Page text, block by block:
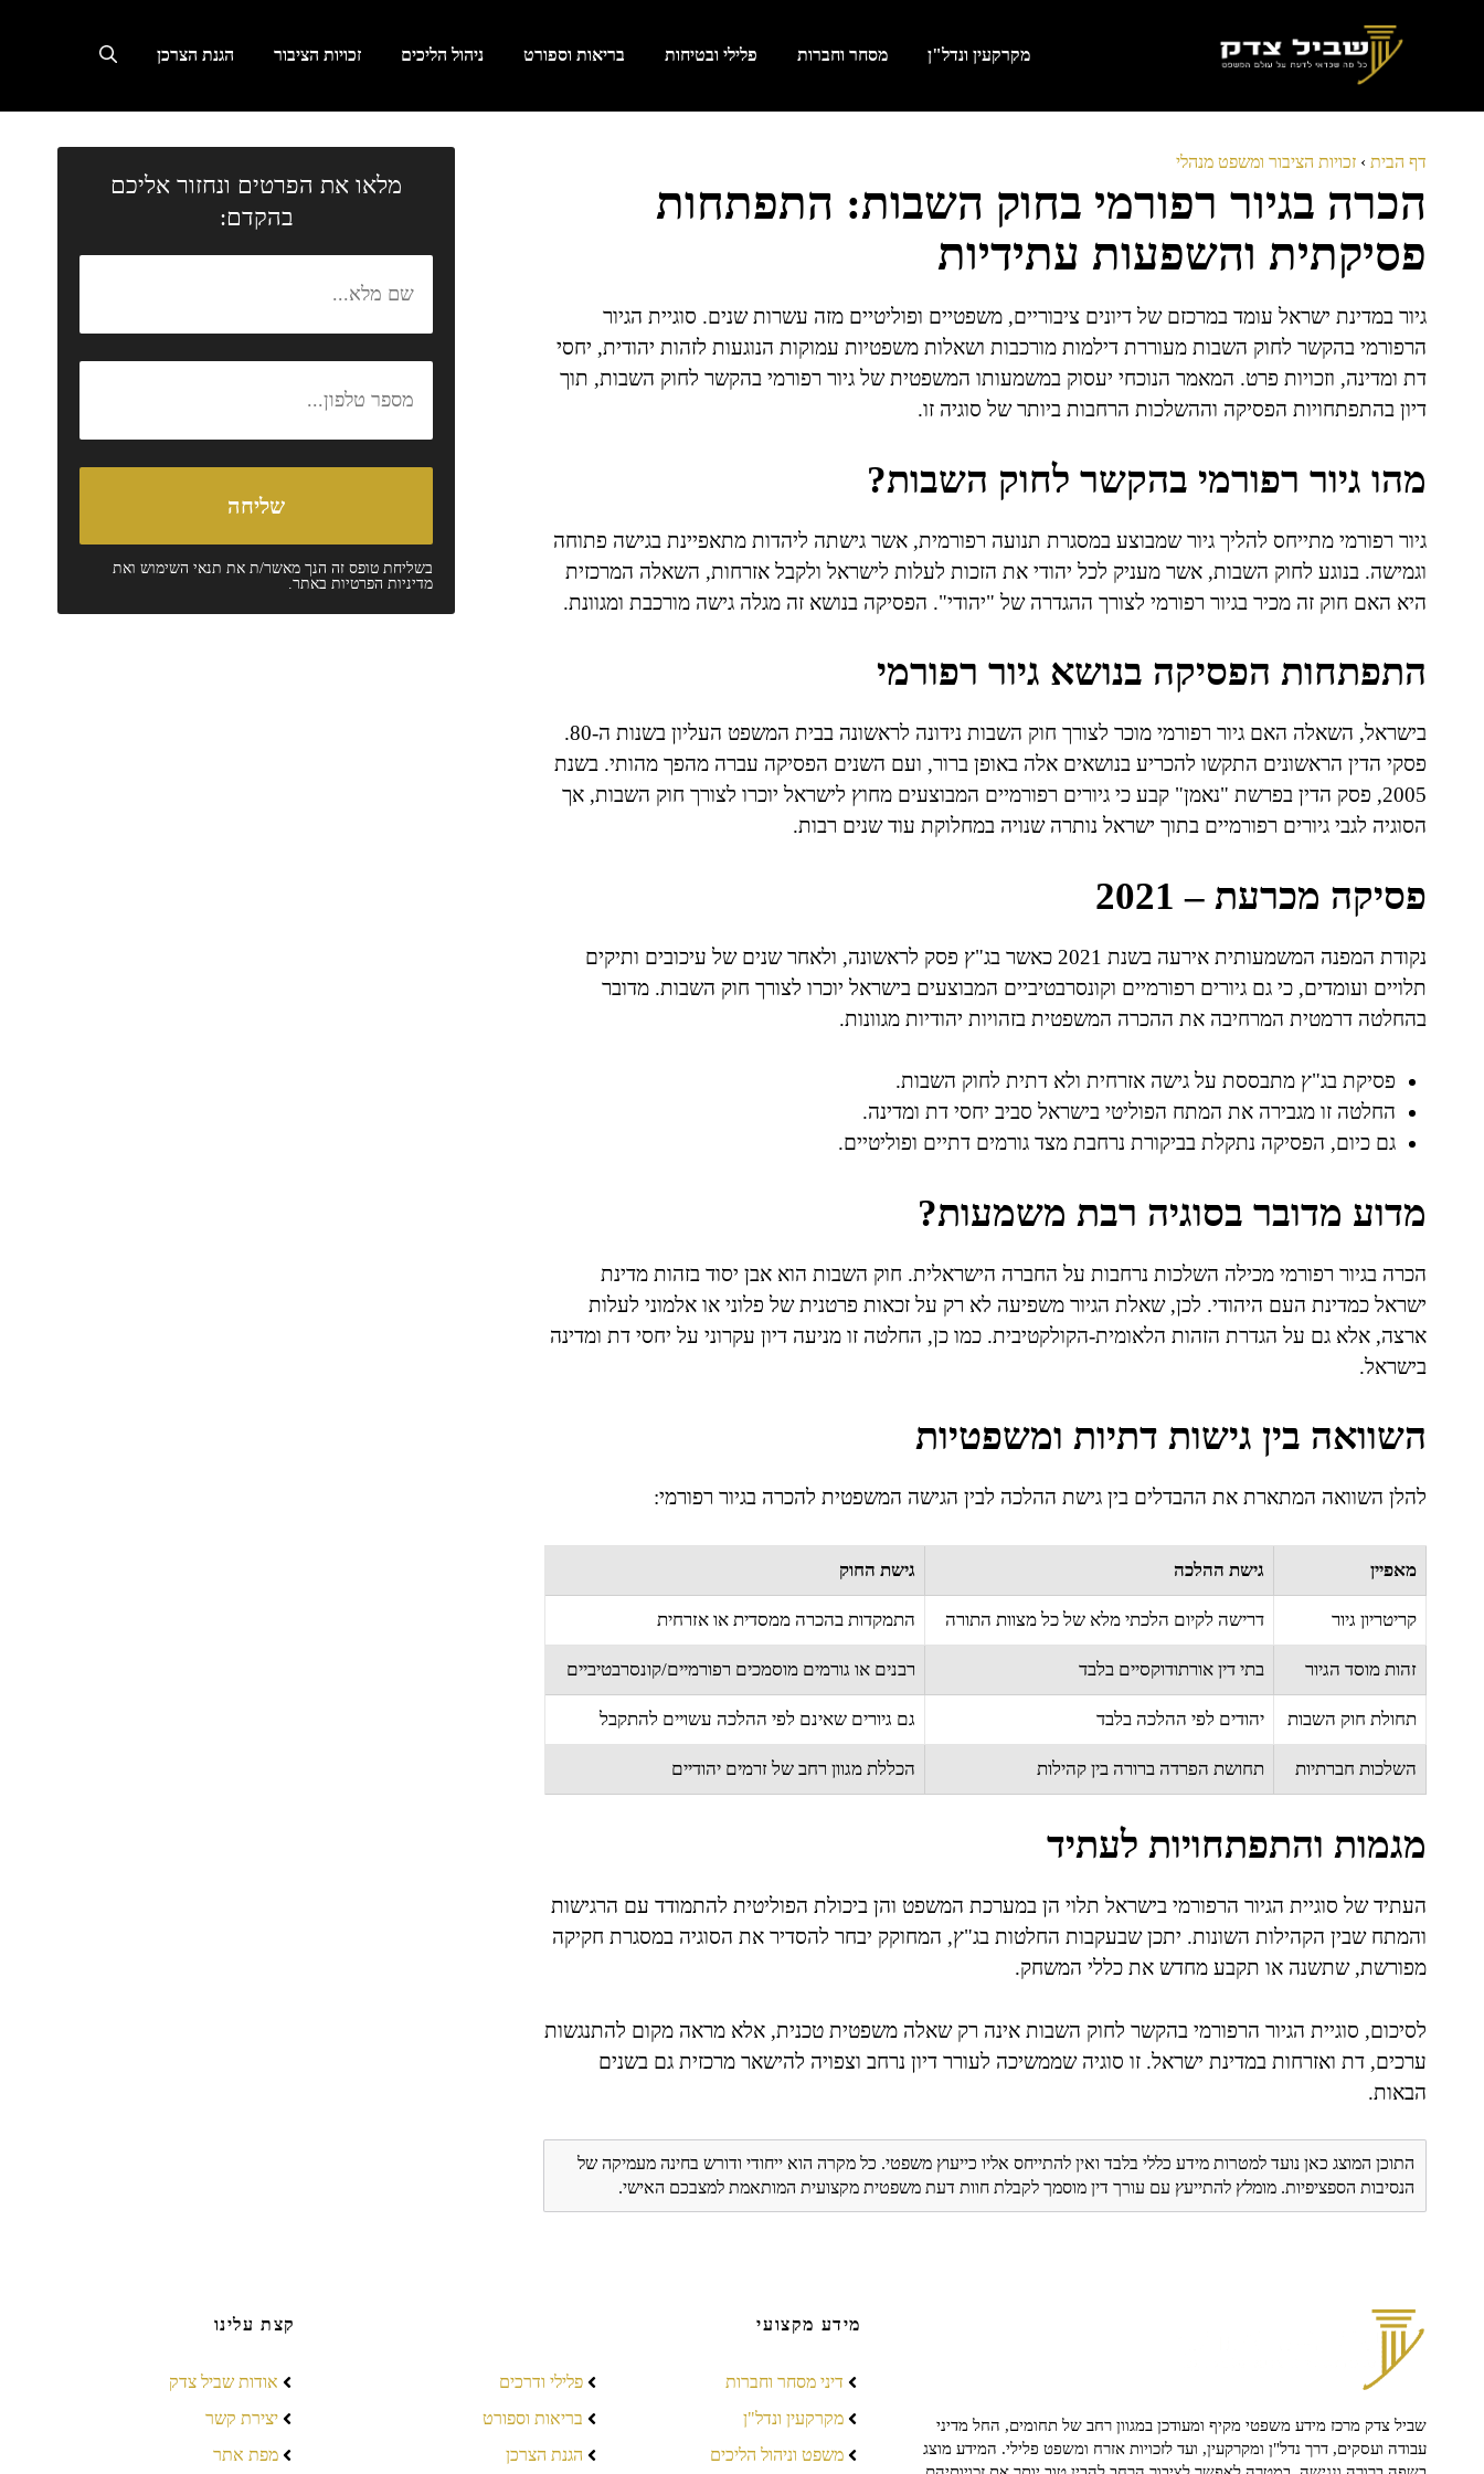
מקרקעין ונדל"ן מסחר וחברות פלילי ובטיחות בריאות וספורט ניהול הליכים זכויות הציבור הגנת הצרכן
דף הבית › זכויות הציבור ומשפט מנהלי
הכרה בגיור רפורמי בחוק השבות: התפתחות
פסיקתית והשפעות עתידיות
גיור במדינת ישראל עומד במרכזם של דיונים ציבוריים, משפטיים ופוליטיים מזה עשרות שנים. סוגיית הגיור
הרפורמי בהקשר לחוק השבות מעוררת דילמות מורכבות ושאלות משפטיות עמוקות הנוגעות לזהות יהודית, יחסי
דת ומדינה, וזכויות פרט. המאמר הנוכחי יעסוק במשמעותו המשפטית של גיור רפורמי בהקשר לחוק השבות, תוך
דיון בהתפתחויות הפסיקה וההשלכות הרחבות ביותר של סוגיה זו.
מהו גיור רפורמי בהקשר לחוק השבות?
גיור רפורמי מתייחס להליך גיור שמבוצע במסגרת תנועה רפורמית, אשר גישתה ליהדות מתאפיינת בגישה פתוחה
וגמישה. בנוגע לחוק השבות, אשר מעניק לכל יהודי את הזכות לעלות לישראל ולקבל אזרחות, השאלה המרכזית
היא האם חוק זה מכיר בגיור רפורמי לצורך ההגדרה של "יהודי". הפסיקה בנושא זה מגלה גישה מורכבת ומגוונת.
התפתחות הפסיקה בנושא גיור רפורמי
בישראל, השאלה האם גיור רפורמי מוכר לצורך חוק השבות נידונה לראשונה בבית המשפט העליון בשנות ה-80.
פסקי הדין הראשונים התקשו להכריע בנושאים אלה באופן ברור, ועם השנים הפסיקה עברה מהפך מהותי. בשנת
2005, פסק הדין בפרשת "נאמן" קבע כי גיורים רפורמיים המבוצעים מחוץ לישראל יוכרו לצורך חוק השבות, אך
הסוגיה לגבי גיורים רפורמיים בתוך ישראל נותרה שנויה במחלוקת עוד שנים רבות.
פסיקה מכרעת – 2021
נקודת המפנה המשמעותית אירעה בשנת 2021 כאשר בג"ץ פסק לראשונה, ולאחר שנים של עיכובים ותיקים
תלויים ועומדים, כי גם גיורים רפורמיים וקונסרבטיביים המבוצעים בישראל יוכרו לצורך חוק השבות. מדובר
בהחלטה דרמטית המרחיבה את ההכרה המשפטית בזהויות יהודיות מגוונות.
פסיקת בג"ץ מתבססת על גישה אזרחית ולא דתית לחוק השבות.
החלטה זו מגבירה את המתח הפוליטי בישראל סביב יחסי דת ומדינה.
גם כיום, הפסיקה נתקלת בביקורת נרחבת מצד גורמים דתיים ופוליטיים.
מדוע מדובר בסוגיה רבת משמעות?
הכרה בגיור רפורמי מכילה השלכות נרחבות על החברה הישראלית. חוק השבות הוא אבן יסוד בזהות מדינת
ישראל כמדינת העם היהודי. לכן, שאלת הגיור משפיעה לא רק על זכאות פרטנית של פלוני או אלמוני לעלות
ארצה, אלא גם על הגדרת הזהות הלאומית-הקולקטיבית. כמו כן, החלטה זו מניעה דיון עקרוני על יחסי דת ומדינה
בישראל.
השוואה בין גישות דתיות ומשפטיות
להלן השוואה המתארת את ההבדלים בין גישת ההלכה לבין הגישה המשפטית להכרה בגיור רפורמי:
מאפיין גישת ההלכה גישת החוק
קריטריון גיור דרישה לקיום הלכתי מלא של כל מצוות התורה התמקדות בהכרה ממסדית או אזרחית
זהות מוסד הגיור בתי דין אורתודוקסיים בלבד רבנים או גורמים מוסמכים רפורמיים/קונסרבטיביים
תחולת חוק השבות יהודים לפי ההלכה בלבד גם גיורים שאינם לפי ההלכה עשויים להתקבל
השלכות חברתיות תחושת הפרדה ברורה בין קהילות הכללת מגוון רחב של זרמים יהודיים
מגמות והתפתחויות לעתיד
העתיד של סוגיית הגיור הרפורמי בישראל תלוי הן במערכת המשפט והן ביכולת הפוליטית להתמודד עם הרגישות
והמתח שבין הקהילות השונות. יתכן שבעקבות החלטות בג"ץ, המחוקק יבחר להסדיר את הסוגיה במסגרת חקיקה
מפורשת, שתשנה או תקבע מחדש את כללי המשחק.
לסיכום, סוגיית הגיור הרפורמי בהקשר לחוק השבות אינה רק שאלה משפטית טכנית, אלא מראה מקום להתנגשות
ערכים, דת ואזרחות במדינת ישראל. זו סוגיה שממשיכה לעורר דיון נרחב וצפויה להישאר מרכזית גם בשנים
הבאות.
התוכן המוצג כאן נועד למטרות מידע כללי בלבד ואין להתייחס אליו כייעוץ משפטי. כל מקרה הוא ייחודי ודורש בחינה מעמיקה של
הנסיבות הספציפיות. מומלץ להתייעץ עם עורך דין מוסמך לקבלת חוות דעת משפטית מקצועית המותאמת למצבכם האישי.
מלאו את הפרטים ונחזור אליכם
בהקדם:
בשליחת טופס זה הנך מאשר/ת את תנאי השימושואת
מדיניות הפרטיותבאתר.
שביל צדק מרכז מידע משפטי מקיף ומעודכן במגוון רחב של תחומים, החל מדיני
עבודה ועסקים, דרך נדל"ן ומקרקעין, ועד לזכויות אזרח ומשפט פלילי. המידע מוצג
מידע מקצועי
דיני מסחר וחברות
מקרקעין ונדל"ן
משפט וניהול הליכים
פלילי ודרכים
בריאות וספורט
הגנת הצרכן
קצת עלינו
אודות שביל צדק
יצירת קשר
מפת אתר